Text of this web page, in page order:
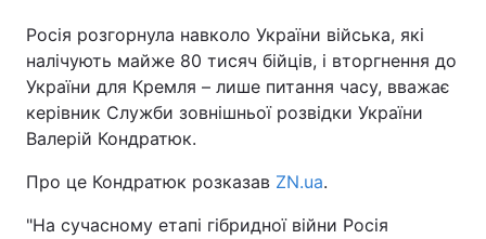
Росія розгорнула навколо України війська, які
налічують майже 80 тисяч бійців, і вторгнення до
України для Кремля – лише питання часу, вважає
керівник Служби зовнішньої розвідки України
Валерій Кондратюк.
Про це Кондратюк розказав ZN.ua.
"На сучасному етапі гібридної війни Росія